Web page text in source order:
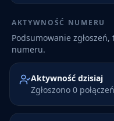
AKTYWNOŚĆ NUMERU
Podsumowanie
numeru.
Aktywność dzisiaj
Zgłoszono 0 połączeń